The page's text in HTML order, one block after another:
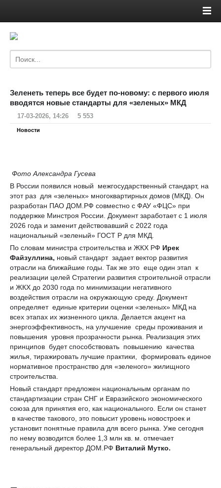
Зеленеть теперь все будет по-новому: с первого июля
вводятся новые стандарты для «зеленых» МКД
17-03-2026, 14:26 5 553
Новости
Фото Александра Гусева
В России появился новый межгосударственный стандарт, на
этот раз для «зеленых» многоквартирных домов (МКД). Он
разработан ПАО ДОМ.РФ совместно с ФАУ «ФЦС» при
поддержке Минстроя России. Документ заработает с 1 июля
2026 года и заменит действовавший с 2022 года
национальный «зеленый» ГОСТ Р для МКД.
По словам министра строительства и ЖКХ РФ Ирек
Файзуллина, новый стандарт задает вектор развития
отрасли на ближайшие годы. Так же это еще один этап к
реализации целей Стратегии развития строительной отрасли
и ЖКХ до 2030 года по минимизации негативного
воздействия отрасли на окружающую среду. Документ
определяет единые критерии оценки «зеленых» МКД на
всех этапах их жизненного цикла. Делается акцент на
энергоэффективность, на улучшение среды проживания и
повышения уровня прозрачности рынка. Реализация этих
принципов будет способствовать повышению качества
жилья, тиражировать лучшие практики, формировать единое
нормативное пространство для «зеленого» жилищного
строительства.
Новый стандарт предложен национальным органам по
стандартизации стран СНГ и Евразийского экономического
союза для принятия его, как национального. Если он станет
в качестве такового, это повысит уровень новостроек и
установит понятные правила для всего рынка. Уже сегодня
по нему возводится более 1,3 млн кв. м. отмечает
генеральный директор ДОМ.РФ Виталий Мутко.